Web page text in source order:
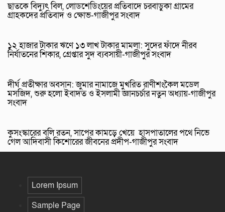
ছাতকে বিদ্যুৎ বিল, লোডশেডিংয়ের প্রতিবাদে চরবাড়ুকা গ্রামের
গ্রাহকদের প্রতিবাদ ও ক্ষোভ-গাজীপুর সংবাদ
১২ হাজার টাকার ঋণে ১৩ লাখ টাকার মামলা: সুদের ফাঁদে নীরব
নির্যাতনের শিকার, গ্রেপ্তার সুদ ব্যবসায়ী-গাজীপুর সংবাদ
দীর্ঘ প্রতীক্ষার অবসান: জুমার নামাজে মুখরিত রাণীশংকৈল মডেল
মসজিদ, শুরু হলো ইবাদত ও ইসলামী জ্ঞানচর্চার নতুন অধ্যায়-গাজীপুর
সংবাদ
কুসংস্কারের বলি রতন, সাপের কামড়ে খেয়ে হাসপাতালের পথে নিভে
গেল আদিবাসী কিশোরের জীবনের প্রদীপ-গাজীপুর সংবাদ
Lorem Ipsum
Sample Page